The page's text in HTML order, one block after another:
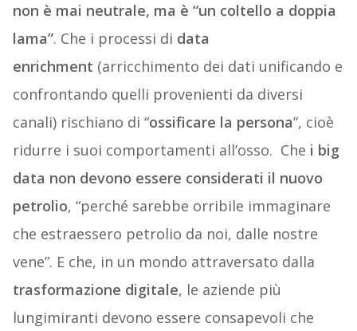
non è mai neutrale, ma è “un coltello a doppia
lama”. Che i processi di data
enrichment (arricchimento dei dati unificando e
confrontando quelli provenienti da diversi
canali) rischiano di “ossificare la persona”, cioè
ridurre i suoi comportamenti all’osso. Che i big
data non devono essere considerati il nuovo
petrolio, “perché sarebbe orribile immaginare
che estraessero petrolio da noi, dalle nostre
vene”. E che, in un mondo attraversato dalla
trasformazione digitale, le aziende più
lungimiranti devono essere consapevoli che